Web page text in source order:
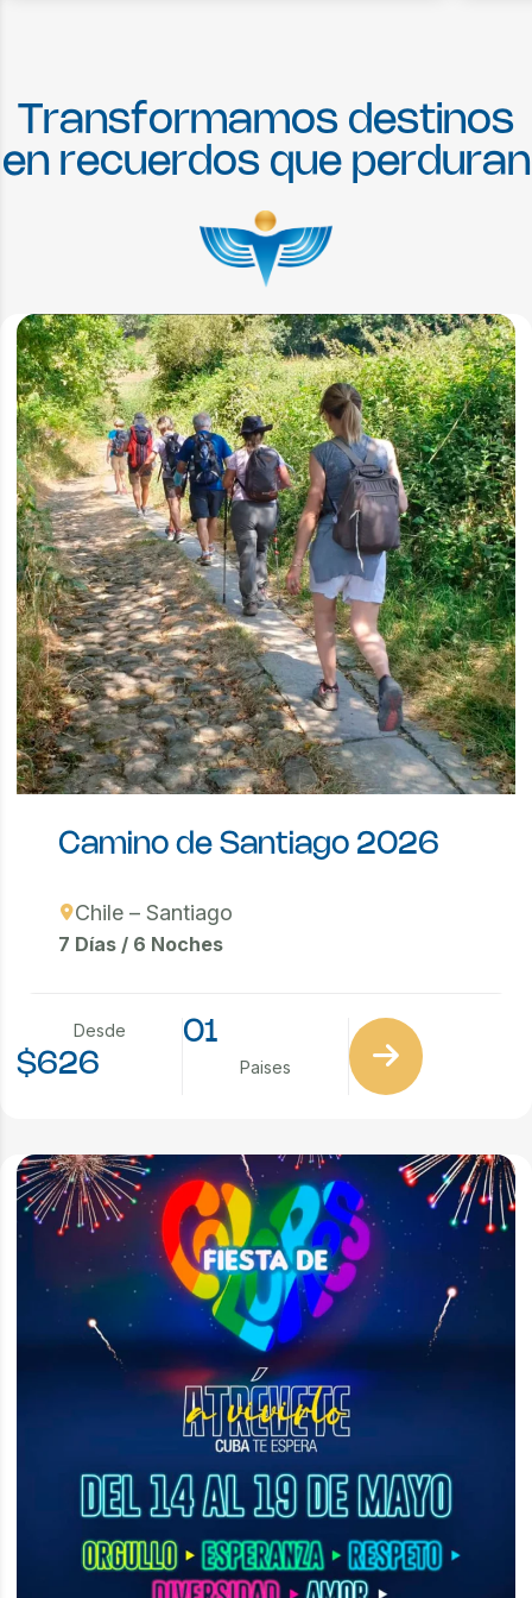
Transformamos destinos
en recuerdos que perduran
Camino de Santiago 2026
Chile – Santiago
7 Días / 6 Noches
Desde
$626
01
Paises